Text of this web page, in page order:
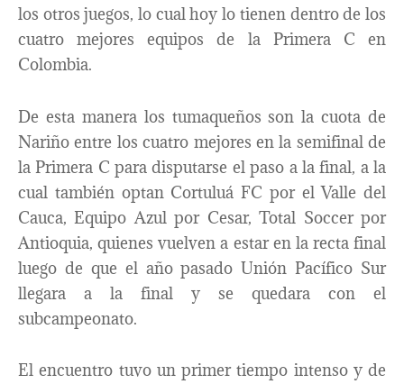
los otros juegos, lo cual hoy lo tienen dentro de los
cuatro mejores equipos de la Primera C en
Colombia.
De esta manera los tumaqueños son la cuota de
Nariño entre los cuatro mejores en la semifinal de
la Primera C para disputarse el paso a la final, a la
cual también optan Cortuluá FC por el Valle del
Cauca, Equipo Azul por Cesar, Total Soccer por
Antioquia, quienes vuelven a estar en la recta final
luego de que el año pasado Unión Pacífico Sur
llegara a la final y se quedara con el
subcampeonato.
El encuentro tuvo un primer tiempo intenso y de